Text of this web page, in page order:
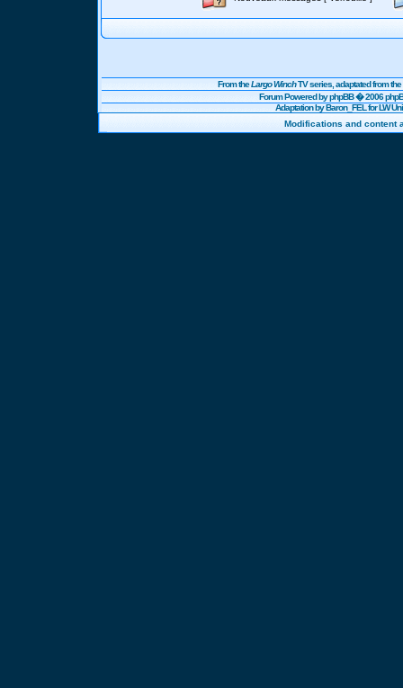
From theLargo WinchTV series, adaptated from
Forum Powered byphpBB� 2006
Adaptation by Baron_FEL for LW
Modifications and content